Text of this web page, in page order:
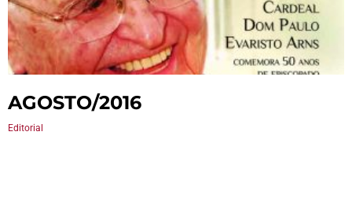
AGOSTO/2016
Editorial